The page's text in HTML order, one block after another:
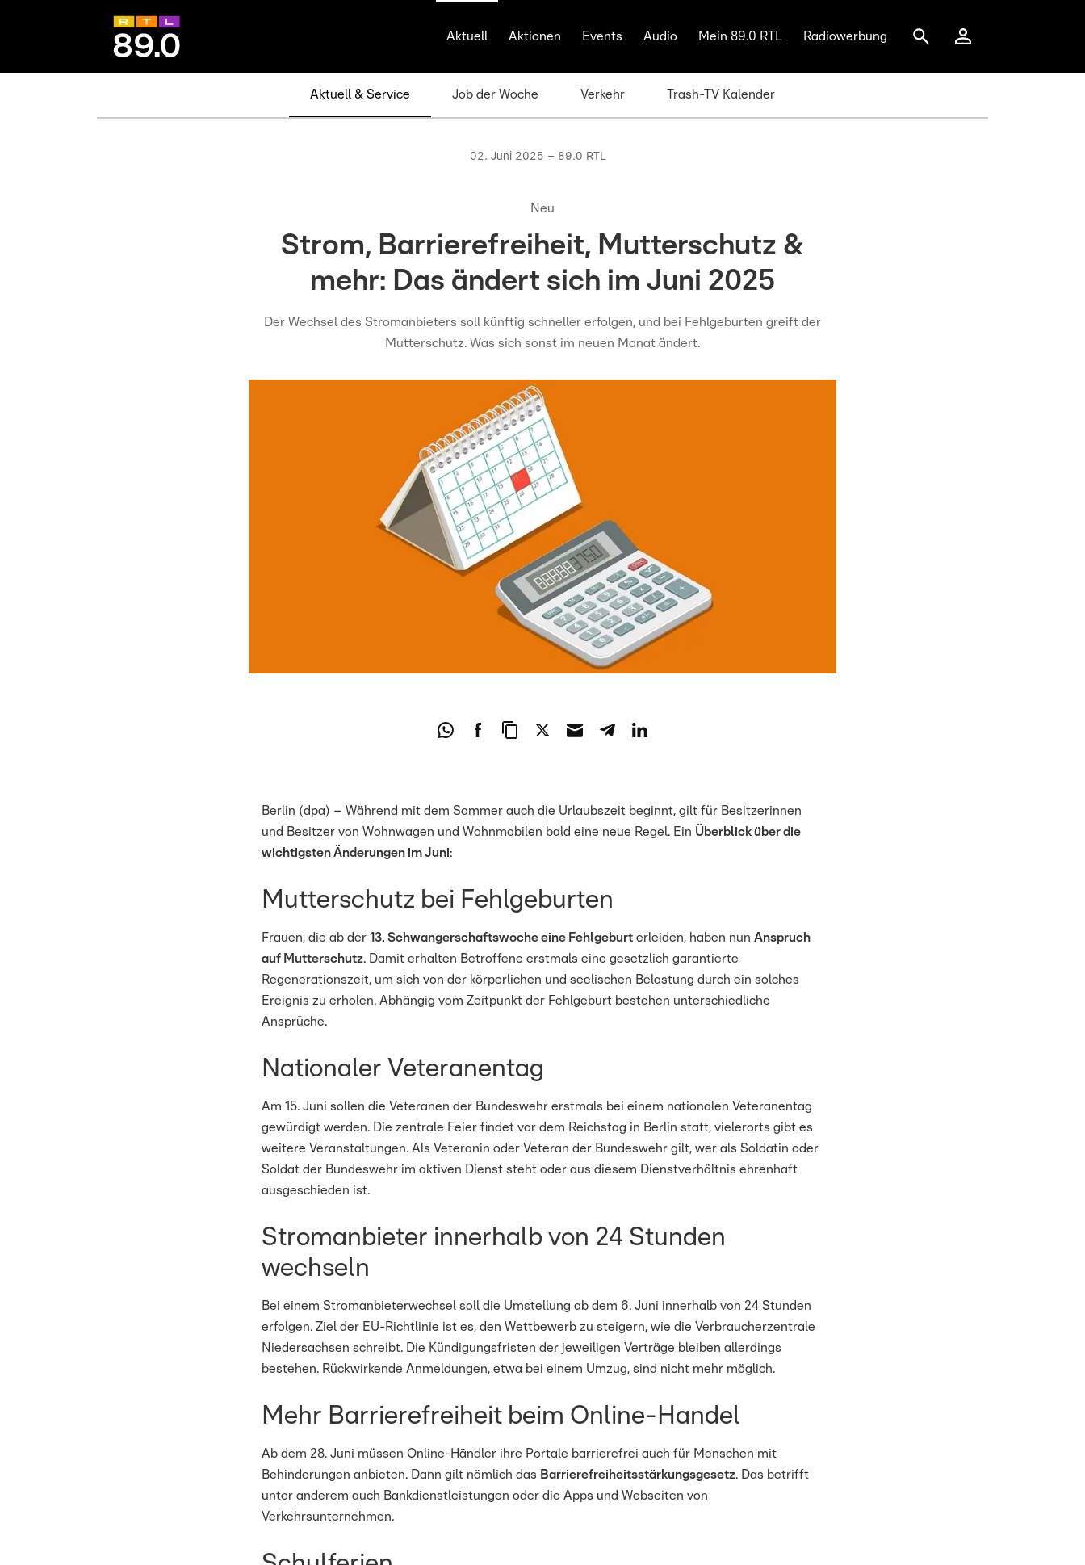
Aktuell
Aktuell & Service Job der Woche Verkehr Trash-TV Kalender
Aktionen Events Audio Mein 89.0 RTL Radiowerbung
02. Juni 2025 – 89.0 RTL
Neu
Strom, Barrierefreiheit, Mutterschutz &
mehr: Das ändert sich im Juni 2025
Der Wechsel des Stromanbieters soll künftig schneller erfolgen, und bei Fehlgeburten greift der
Mutterschutz. Was sich sonst im neuen Monat ändert.
Berlin (dpa) – Während mit dem Sommer auch die Urlaubszeit beginnt, gilt für Besitzerinnen
und Besitzer von Wohnwagen und Wohnmobilen bald eine neue Regel. Ein Überblick über die
wichtigsten Änderungen im Juni:
Mutterschutz bei Fehlgeburten
Frauen, die ab der 13. Schwangerschaftswoche eine Fehlgeburterleiden, haben nun Anspruch
auf Mutterschutz. Damit erhalten Betroffene erstmals eine gesetzlich garantierte
Regenerationszeit, um sich von der körperlichen und seelischen Belastung durch ein solches
Ereignis zu erholen. Abhängig vom Zeitpunkt der Fehlgeburt bestehen unterschiedliche
Ansprüche.
Nationaler Veteranentag
Am 15. Juni sollen die Veteranen der Bundeswehr erstmals bei einem nationalen Veteranentag
gewürdigt werden. Die zentrale Feier findet vor dem Reichstag in Berlin statt, vielerorts gibt es
weitere Veranstaltungen. Als Veteranin oder Veteran der Bundeswehr gilt, wer als Soldatin oder
Soldat der Bundeswehr im aktiven Dienst steht oder aus diesem Dienstverhältnis ehrenhaft
ausgeschieden ist.
Stromanbieter innerhalb von 24 Stunden
wechseln
Bei einem Stromanbieterwechsel soll die Umstellung ab dem 6. Juni innerhalb von 24 Stunden
erfolgen. Ziel der EU-Richtlinie ist es, den Wettbewerb zu steigern, wie die Verbraucherzentrale
Niedersachsen schreibt. Die Kündigungsfristen der jeweiligen Verträge bleiben allerdings
bestehen. Rückwirkende Anmeldungen, etwa bei einem Umzug, sind nicht mehr möglich.
Mehr Barrierefreiheit beim Online-Handel
Ab dem 28. Juni müssen Online-Händler ihre Portale barrierefrei auch für Menschen mit
Behinderungen anbieten. Dann gilt nämlich das Barrierefreiheitsstärkungsgesetz. Das betrifft
unter anderem auch Bankdienstleistungen oder die Apps und Webseiten von
Verkehrsunternehmen.